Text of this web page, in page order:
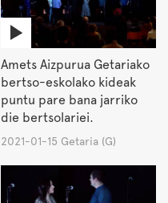
Amets Aizpurua Getariako
bertso-eskolako kideak
puntu pare bana jarriko
die bertsolariei.
2021-01-15 Getaria (G)